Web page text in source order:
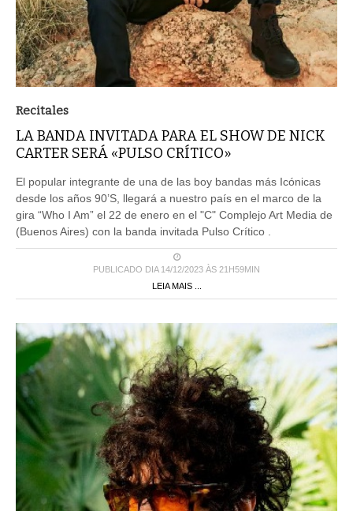
Recitales
LA BANDA INVITADA PARA EL SHOW DE NICK
CARTER SERÁ «PULSO CRÍTICO»
El popular integrante de una de las boy bandas más Icónicas
desde los años 90’S, llegará a nuestro país en el marco de la
gira “Who I Am” el 22 de enero en el "C" Complejo Art Media de
(Buenos Aires) con la banda invitada Pulso Crítico .
PUBLICADO DIA 14/12/2023 ÀS 21H59MIN
LEIA MAIS ...